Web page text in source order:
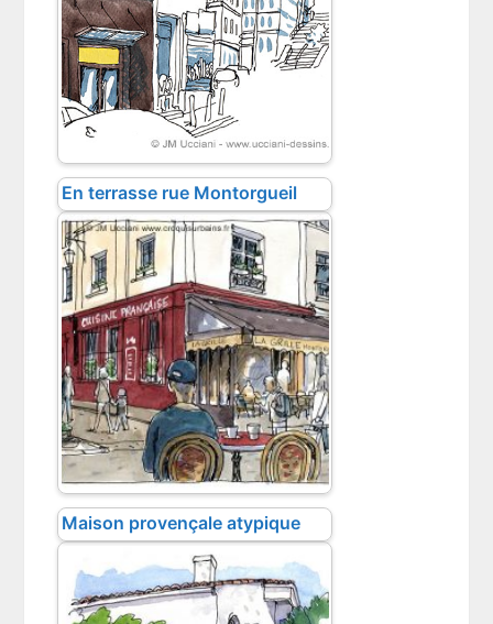
En terrasse rue Montorgueil
Maison provençale atypique